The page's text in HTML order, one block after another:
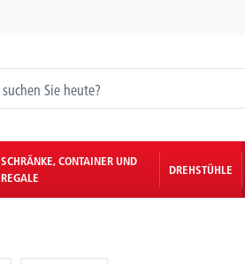
SCHRÄNKE, CONTAINER UND
REGALE
DREHSTÜHLE